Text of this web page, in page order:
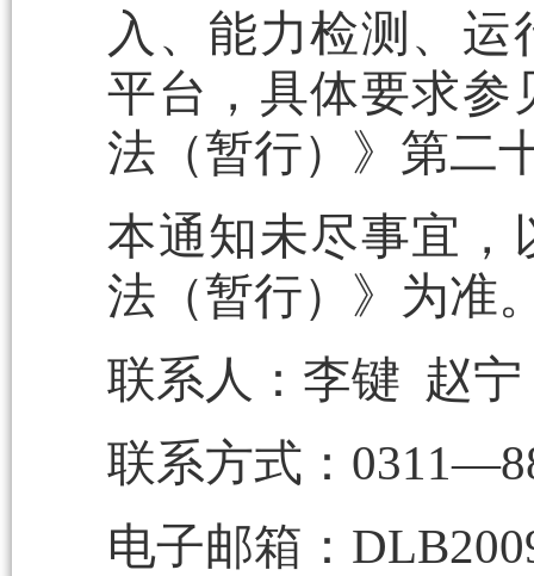
入、能力检测、
平台，具体要求参
法（暂行）》第二
本通知未尽事宜，
法（暂行）》为准
联系人：李键 赵宁
联系方式：
电子邮箱：